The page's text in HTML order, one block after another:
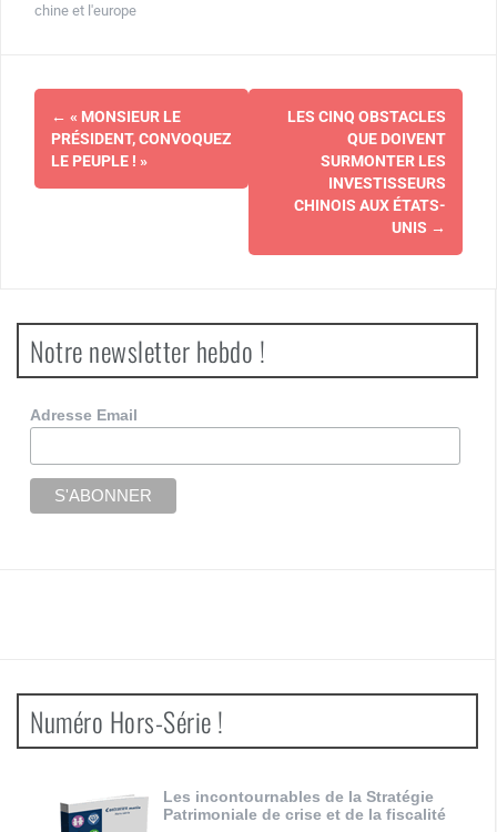
chine et l'europe
Navigation
d'article
← « MONSIEUR LE
PRÉSIDENT, CONVOQUEZ
LE PEUPLE ! »
LES CINQ OBSTACLES
QUE DOIVENT
SURMONTER LES
INVESTISSEURS
CHINOIS AUX ÉTATS-
UNIS →
Notre newsletter hebdo !
Adresse Email
Numéro Hors-Série !
Les incontournables de la Stratégie
Patrimoniale de crise et de la fiscalité